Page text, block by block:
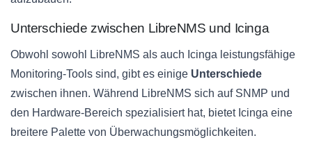
Unterschiede zwischen LibreNMS und Icinga
Obwohl sowohl LibreNMS als auch Icinga leistungsfähige
Monitoring-Tools sind, gibt es einige Unterschiede
zwischen ihnen. Während LibreNMS sich auf SNMP und
den Hardware-Bereich spezialisiert hat, bietet Icinga eine
breitere Palette von Überwachungsmöglichkeiten.